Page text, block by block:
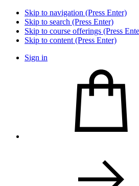
Skip to navigation (Press Enter)
Skip to search (Press Enter)
Skip to course offerings (Press
Skip to content (Press Enter)
Sign in